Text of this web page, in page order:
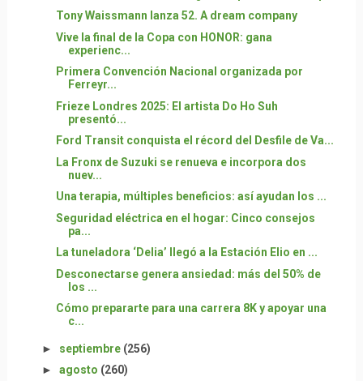
Tony Waissmann lanza 52. A dream company
Vive la final de la Copa con HONOR: gana
experienc...
Primera Convención Nacional organizada por
Ferreyr...
Frieze Londres 2025: El artista Do Ho Suh
presentó...
Ford Transit conquista el récord del Desfile de Va...
La Fronx de Suzuki se renueva e incorpora dos
nuev...
Una terapia, múltiples beneficios: así ayudan los ...
Seguridad eléctrica en el hogar: Cinco consejos
pa...
La tuneladora ‘Delia’ llegó a la Estación Elio en ...
Desconectarse genera ansiedad: más del 50% de
los ...
Cómo prepararte para una carrera 8K y apoyar una
c...
► septiembre (256)
► agosto (260)